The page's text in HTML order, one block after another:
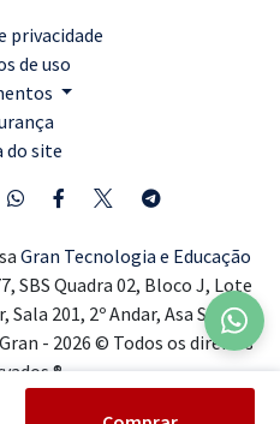
privacidade
de uso
do site
Gran Tecnologia e Educação
SBS Quadra 02, Bloco J, Lote
201, 2º Andar, Asa Sul,
- 2026 © Todos os direitos
®